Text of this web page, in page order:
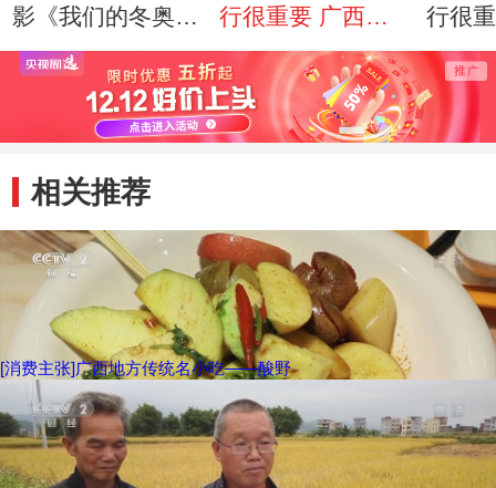
影《我们的冬奥》
定档1月15日
行很重要 广西来
宾：客车拉载货物
超重 车辆爆胎发
生侧翻
行很
阳：
线未
伤老
相关推荐
[消费主张]广西地方传统名小吃——酸野